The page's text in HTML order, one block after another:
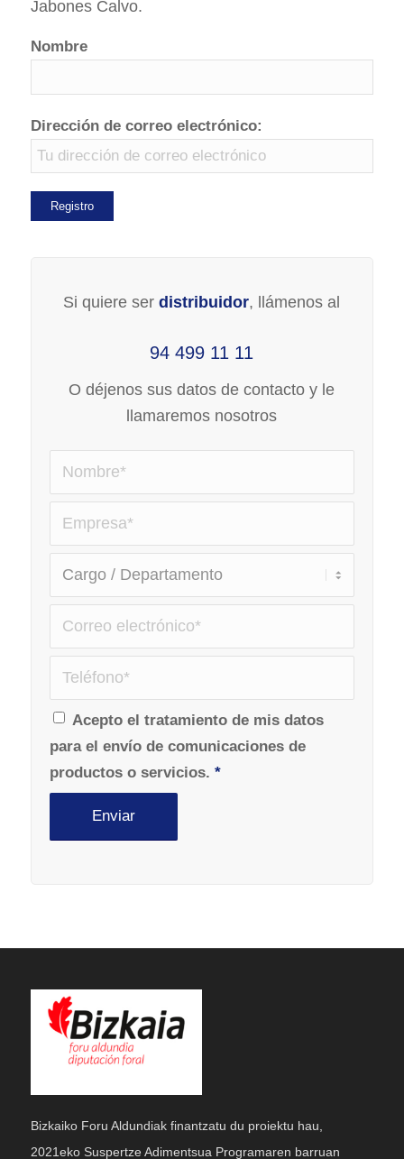
Jabones Calvo.
Nombre
Dirección de correo electrónico:
Si quiere serdistribuidor, llámenos al
94 499 11 11
O déjenos sus datos de contacto y le
llamaremos nosotros
Acepto el tratamiento de mis datos
para el envío de comunicaciones de
productos o servicios. *
Bizkaiko Foru Aldundiak finantzatu du proiektu hau,
2021eko Suspertze Adimentsua Programaren barruan